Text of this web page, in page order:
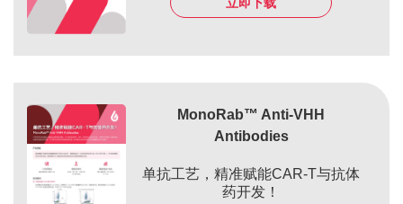
MonoRab™ Anti-VHH
Antibodies
单抗工艺，精准赋能CAR-T与抗体
药开发！